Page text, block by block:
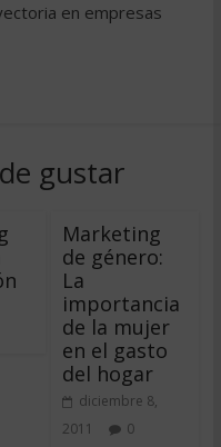
en empresas
gustar
Marketing
de género:
La
importancia
de la mujer
en el gasto
del hogar
diciembre 8,
2011
0